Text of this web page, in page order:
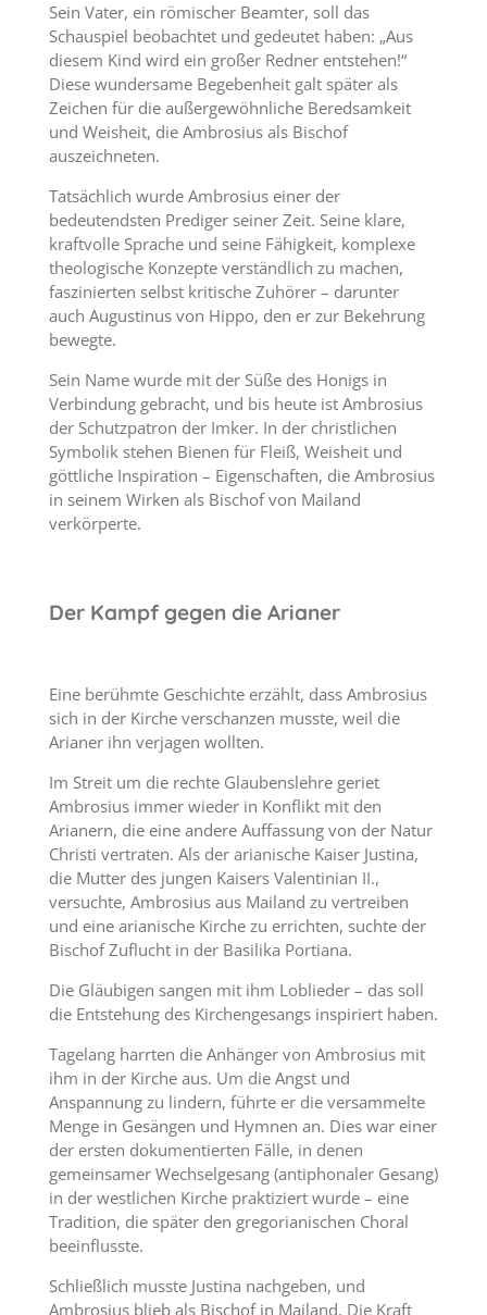
Sein Vater, ein römischer Beamter, soll das
Schauspiel beobachtet und gedeutet haben: „Aus
diesem Kind wird ein großer Redner entstehen!“
Diese wundersame Begebenheit galt später als
Zeichen für die außergewöhnliche Beredsamkeit
und Weisheit, die Ambrosius als Bischof
auszeichneten.
Tatsächlich wurde Ambrosius einer der
bedeutendsten Prediger seiner Zeit. Seine klare,
kraftvolle Sprache und seine Fähigkeit, komplexe
theologische Konzepte verständlich zu machen,
faszinierten selbst kritische Zuhörer – darunter
auch Augustinus von Hippo, den er zur Bekehrung
bewegte.
Sein Name wurde mit der Süße des Honigs in
Verbindung gebracht, und bis heute ist Ambrosius
der Schutzpatron der Imker. In der christlichen
Symbolik stehen Bienen für Fleiß, Weisheit und
göttliche Inspiration – Eigenschaften, die Ambrosius
in seinem Wirken als Bischof von Mailand
verkörperte.
Der Kampf gegen die Arianer
Eine berühmte Geschichte erzählt, dass Ambrosius
sich in der Kirche verschanzen musste, weil die
Arianer ihn verjagen wollten.
Im Streit um die rechte Glaubenslehre geriet
Ambrosius immer wieder in Konflikt mit den
Arianern, die eine andere Auffassung von der Natur
Christi vertraten. Als der arianische Kaiser Justina,
die Mutter des jungen Kaisers Valentinian II.,
versuchte, Ambrosius aus Mailand zu vertreiben
und eine arianische Kirche zu errichten, suchte der
Bischof Zuflucht in der Basilika Portiana.
Die Gläubigen sangen mit ihm Loblieder – das soll
die Entstehung des Kirchengesangs inspiriert haben.
Tagelang harrten die Anhänger von Ambrosius mit
ihm in der Kirche aus. Um die Angst und
Anspannung zu lindern, führte er die versammelte
Menge in Gesängen und Hymnen an. Dies war einer
der ersten dokumentierten Fälle, in denen
gemeinsamer Wechselgesang (antiphonaler Gesang)
in der westlichen Kirche praktiziert wurde – eine
Tradition, die später den gregorianischen Choral
beeinflusste.
Schließlich musste Justina nachgeben, und
Ambrosius blieb als Bischof in Mailand. Die Kraft